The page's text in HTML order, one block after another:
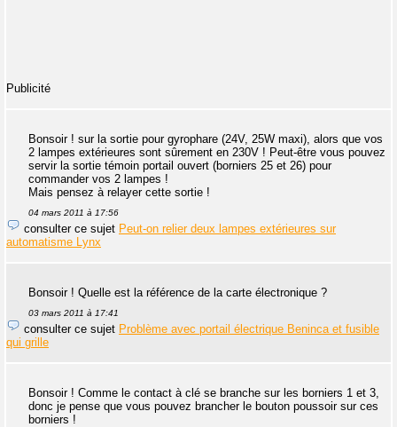
Publicité
Bonsoir ! sur la sortie pour gyrophare (24V, 25W maxi), alors que vos
2 lampes extérieures sont sûrement en 230V ! Peut-être vous pouvez
servir la sortie témoin portail ouvert (borniers 25 et 26) pour
commander vos 2 lampes !
Mais pensez à relayer cette sortie !
04 mars 2011 à 17:56
consulter ce sujet Peut-on relier deux lampes extérieures sur
automatisme Lynx
Bonsoir ! Quelle est la référence de la carte électronique ?
03 mars 2011 à 17:41
consulter ce sujet Problème avec portail électrique Beninca et fusible
qui grille
Bonsoir ! Comme le contact à clé se branche sur les borniers 1 et 3,
donc je pense que vous pouvez brancher le bouton poussoir sur ces
borniers !